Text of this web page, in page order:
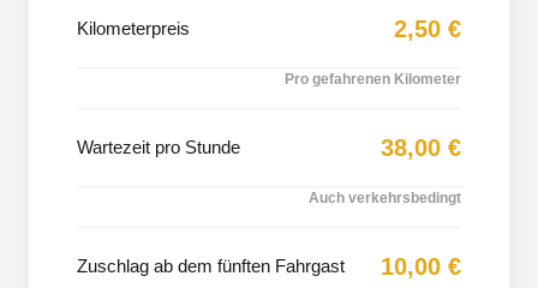
Kilometerpreis 2,50 €
Pro gefahrenen Kilometer
Wartezeit pro Stunde 38,00 €
Auch verkehrsbedingt
Zuschlag ab dem fünften Fahrgast 10,00 €